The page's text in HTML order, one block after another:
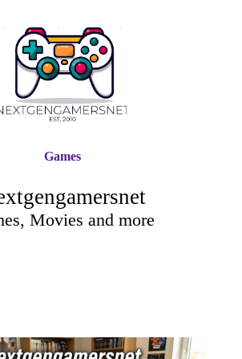
Movies and more
Games